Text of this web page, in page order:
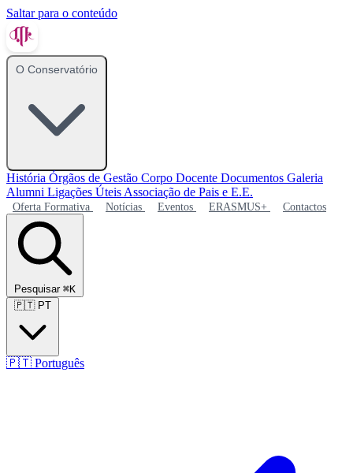
Saltar para o conteúdo
O Conservatório
História Órgãos de Gestão Corpo Docente Documentos Galeria
Alumni Ligações Úteis Associação de Pais e E.E.
Oferta Formativa Notícias Eventos ERASMUS+ Contactos
Pesquisar ⌘K
🇵🇹 PT
🇵🇹 Português